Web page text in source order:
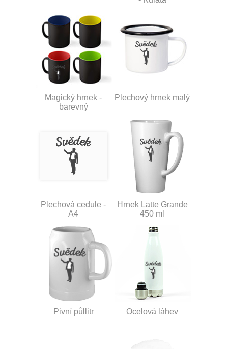
Magický hrnek -
barevný
Plechový hrnek malý
Plechová cedule -
A4
Hrnek Latte Grande
450 ml
Pivní půllitr Ocelová láhev